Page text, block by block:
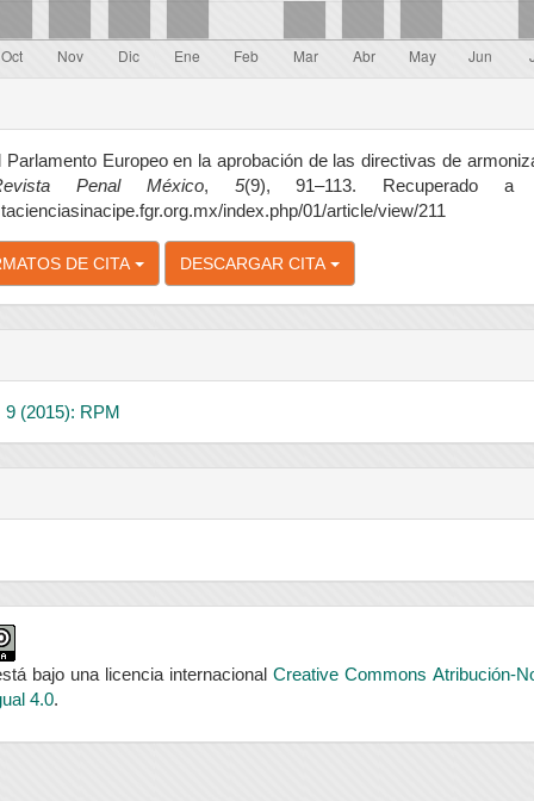
Parlamento Europeo en la aprobación de las directivas de
Penal México, 5(9), 91–113. Recuperado
index.php/01/article/view/211
DE CITA DESCARGAR CITA
9 (2015): RPM
bajo una licencia internacionalCreative Commons Atribución-
4.0.